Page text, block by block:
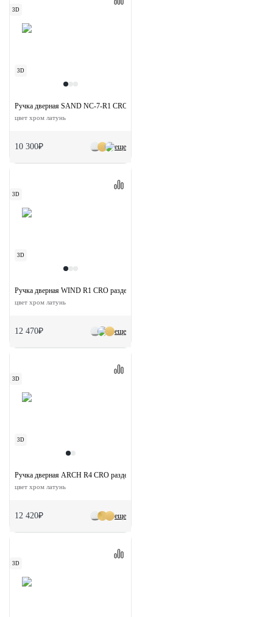
3D
3D
еще
Ручка дверная SAND NC-7-R1 CRO раздельная на круглой розетке
цвет хром латунь
10 300₽
3D
3D
еще
Ручка дверная WIND R1 CRO раздельная на круглой розетке
цвет хром латунь
12 470₽
3D
3D
еще
Ручка дверная ARCH R4 CRO раздельная на круглой розетке
цвет хром латунь
12 420₽
3D